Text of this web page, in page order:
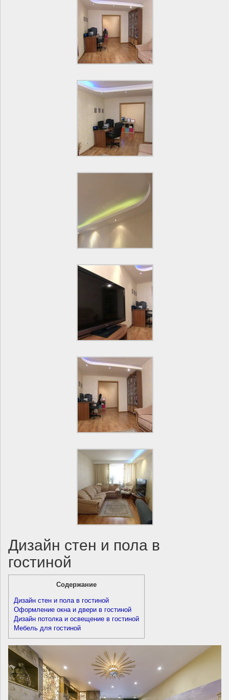
Дизайн стен и пола в
гостиной
Содержание
Дизайн стен и пола в гостиной
Оформление окна и двери в гостиной
Дизайн потолка и освещение в гостиной
Мебель для гостиной